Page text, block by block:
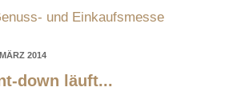
und Einkaufsmesse
2014
down läuft...